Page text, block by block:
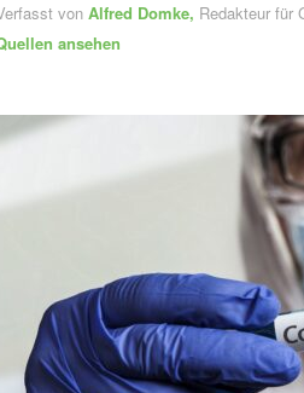
von Alfred Domke, Redakteur für
ansehen